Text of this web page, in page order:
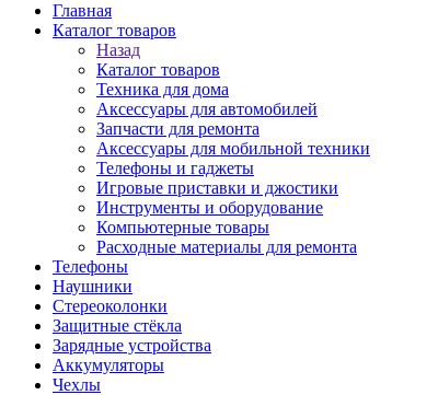
Главная
Каталог товаров
Назад
Каталог товаров
Техника для дома
Аксессуары для автомобилей
Запчасти для ремонта
Аксессуары для мобильной техники
Телефоны и гаджеты
Игровые приставки и джостики
Инструменты и оборудование
Компьютерные товары
Расходные материалы для ремонта
Телефоны
Наушники
Стереоколонки
Защитные стёкла
Зарядные устройства
Аккумуляторы
Чехлы